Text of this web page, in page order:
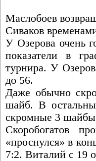
Маслобоев
Сиваков
У Озерова очень
показатели в
турнира. У
до 56.
Даже обычно
шайб. В
скромные 3
Скоробогатов
«проснулся» в
7:2. Виталий с 19